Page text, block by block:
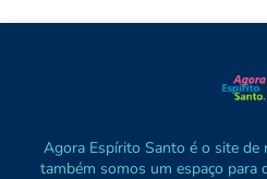
Agora Espírito Santo é o site de
também somos um espaço para